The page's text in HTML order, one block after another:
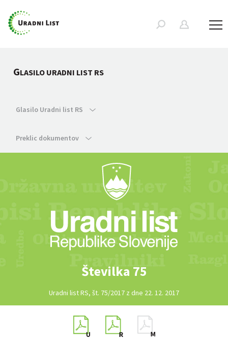
GLASILO URADNI LIST RS
Glasilo Uradni list RS
Preklic dokumentov
Številka 75
Uradni list RS, št. 75/2017 z dne 22. 12. 2017